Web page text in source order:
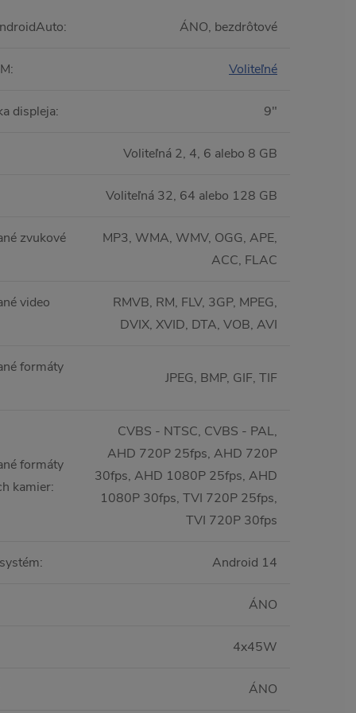
: ÁNO, bezdrôtové
: Voliteľné
displeja: 9"
Voliteľná 2, 4, 6 alebo 8 GB
Voliteľná 32, 64 alebo 128 GB
zvukové
MP3, WMA, WMV, OGG, APE,
ACC, FLAC
video
RMVB, RM, FLV, 3GP, MPEG,
DVIX, XVID, DTA, VOB, AVI
formáty
JPEG, BMP, GIF, TIF
formáty
kamier:
CVBS - NTSC, CVBS - PAL,
AHD 720P 25fps, AHD 720P
30fps, AHD 1080P 25fps, AHD
1080P 30fps, TVI 720P 25fps,
TVI 720P 30fps
: Android 14
ÁNO
4x45W
ÁNO